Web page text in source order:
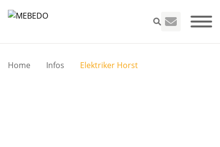
Home Infos Elektriker Horst